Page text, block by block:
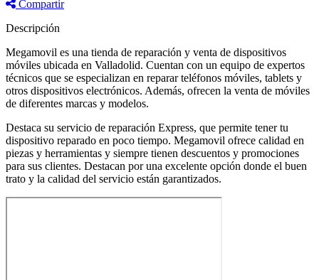
Compartir
Descripción
Megamovil es una tienda de reparación y venta de dispositivos
móviles ubicada en Valladolid. Cuentan con un equipo de expertos
técnicos que se especializan en reparar teléfonos móviles, tablets y
otros dispositivos electrónicos. Además, ofrecen la venta de móviles
de diferentes marcas y modelos.
Destaca su servicio de reparación Express, que permite tener tu
dispositivo reparado en poco tiempo. Megamovil ofrece calidad en
piezas y herramientas y siempre tienen descuentos y promociones
para sus clientes. Destacan por una excelente opción donde el buen
trato y la calidad del servicio están garantizados.